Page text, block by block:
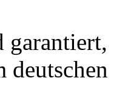
garantiert,